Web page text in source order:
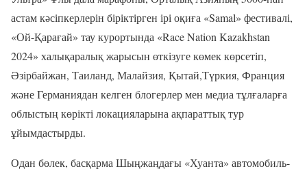
астам кәсіпкерлерін біріктірген ірі оқиға «Samal» фестивалі,
«Ой-Қарағай» тау курортында «Race Nation Kazakhstan
2024» халықаралық жарысын өткізуге көмек көрсетіп,
Әзірбайжан, Таиланд, Малайзия, Қытай,Түркия, Франция
және Германиядан келген блогерлер мен медиа тұлғаларға
облыстың көрікті локацияларына ақпараттық тур
ұйымдастырды.
Одан бөлек, басқарма Шыңжаңдағы «Хуанта» автомобиль-